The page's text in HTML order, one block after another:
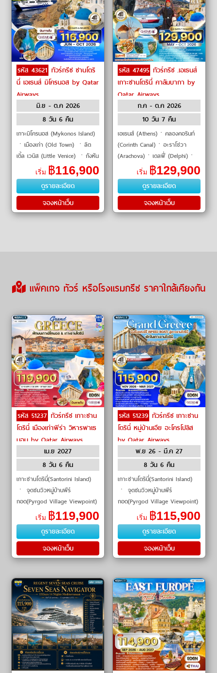
รหัส 43621 ทัวร์กรีซ ซานโตริ
นี่ เอเธนส์ มิโครนอส by Qatar
Airways
มิ.ย - ต.ค 2026
8 วัน 6 คืน
เกาะมิโครนอส (Mykonos Island)
ㆍเมืองเก่า (Old Town) ㆍลิต
เติ้ล เวนิส (Little Venice) ㆍกังหัน
ลม แห่ง มิโคนอส (Mykonos
Windmills) ㆍเกาะซานโตรินี่
(Santorini Isla
เริ่ม ฿116,900
ดูรายละเอียด
จองหน้าเว็บ
รหัส 47495 ทัวร์กรีซ .เอเธนส์
เกาะซานโตรินี่ คาลัมบากา by
Qatar Airways
ก.ค - ต.ค 2026
10 วัน 7 คืน
เอเธนส์ (Athens)ㆍคลองคอรินท์
(Corinth Canal)ㆍอะราโชวา
(Arachova)ㆍเดลฟี่ (Delphi)ㆍ
คาลัมบากา (Kalambaka)ㆍแมทธี
โอร่า / มหาวิหารบนยอดเขา
(Meteora Monasteries)�
เริ่ม ฿129,900
ดูรายละเอียด
จองหน้าเว็บ
แพ็คเกจ ทัวร์ หรือโรงแรมกรีซ ราคาใกล้เคียงกัน
รหัส 51237 ทัวร์กรีซ เกาะซาน
โตรินี่ เมืองเก่าฟิร่า วิหารพาเธ
นอน by Qatar Airways
เม.ย 2027
8 วัน 6 คืน
เกาะซานโตรินี่(Santorini Island)
ㆍ จุดชมวิวหมู่บ้านพีร์
กอด(Pyrgod Village Viewpoint)
ㆍ หาดเพอร์ริสซา(Perrissa
Beach) ㆍ หาดทรายดำ(Black
Beach) ㆍ คามารีบีช(Ka
เริ่ม ฿119,900
ดูรายละเอียด
จองหน้าเว็บ
รหัส 51239 ทัวร์กรีซ เกาะซาน
โตรินี่ หมู่บ้านเอีย อะโครโปลิส
by Qatar Airways
พ.ย 26 - มี.ค 27
8 วัน 6 คืน
เกาะซานโตรินี่(Santorini Island)
ㆍ จุดชมวิวหมู่บ้านพีร์
กอด(Pyrgod Village Viewpoint)
ㆍ หาดเพอร์ริสซา(Perrissa
Beach) ㆍ หาดทรายดำ(Black
Beach) ㆍ คามารีบีช(Ka
เริ่ม ฿115,900
ดูรายละเอียด
จองหน้าเว็บ